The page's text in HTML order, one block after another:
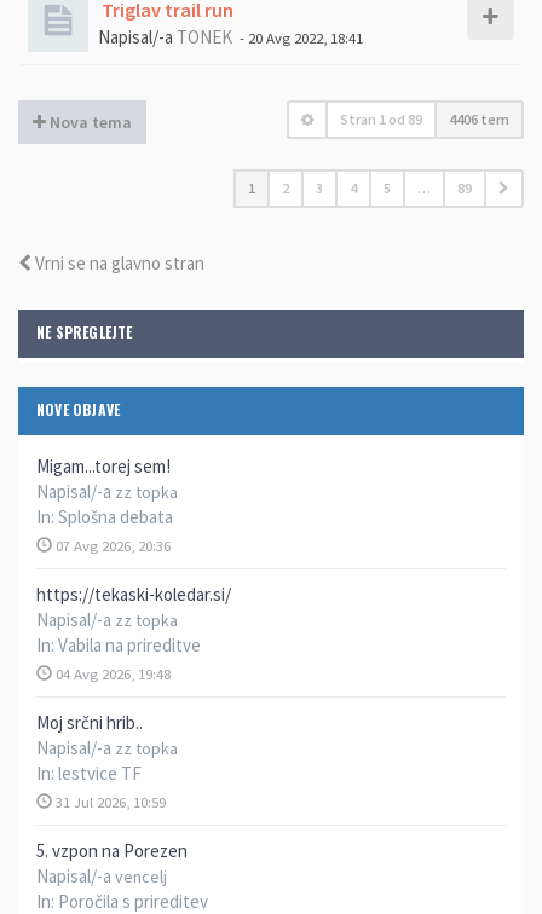
NE SPREGLEJTE
NOVE OBJAVE
Migam...torej sem!
Napisal/-a zz topka
In: Splošna debata
07 Avg 2026, 20:36
https://tekaski-koledar.si/
Napisal/-a zz topka
In: Vabila na prireditve
04 Avg 2026, 19:48
Moj srčni hrib..
Napisal/-a zz topka
In: lestvice TF
31 Jul 2026, 10:59
5. vzpon na Porezen
Napisal/-a vencelj
In: Poročila s prireditev
Triglav trail run
Napisal/-a TONEK - 20 Avg 2022, 18:41
Nova tema Stran 1 od 89 4406 tem
1 2 3 4 5 … 89
Vrni se na glavno stran